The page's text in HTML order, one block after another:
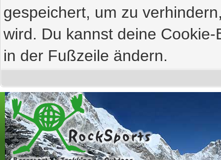
gespeichert, um zu
wird. Du kannst deine
in der Fußzeile ändern.